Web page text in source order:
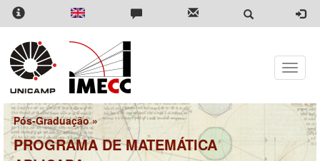
Pular
para
conteúdo
principal
Toggle
Pós-Graduação»
PROGRAMA DE MATEMÁTICA